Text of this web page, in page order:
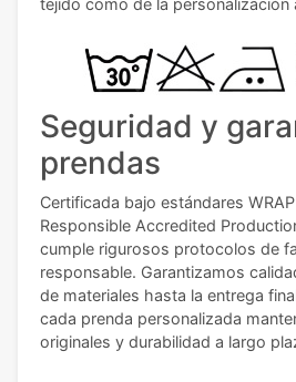
Seguridad y
prendas
Certificada bajo estándares
Responsible Accredited
cumple rigurosos protocolos de
responsable. Garantizamos
de materiales hasta la entrega
cada prenda personalizada
originales y durabilidad a largo